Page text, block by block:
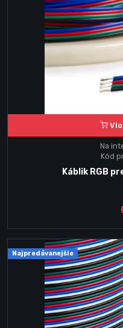
Na
Kód
Káblik RGB
Najpredávanejšie